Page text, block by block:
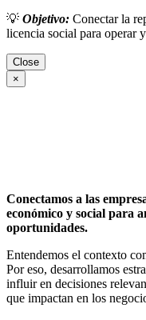
💡 Objetivo: Conectar la
licencia social para operar
Close
×
Conectamos a las
económico y social para
oportunidades.
Entendemos el contexto
Por eso, desarrollamos
influir en decisiones
que impactan en los